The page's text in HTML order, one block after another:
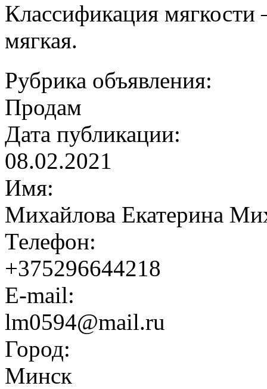
Классификация мягкости
мягкая.
Рубрика объявления:
Продам
Дата публикации:
08.02.2021
Имя:
Михайлова Екатерина
Телефон:
+375296644218
E-mail:
lm0594@mail.ru
Город:
Минск